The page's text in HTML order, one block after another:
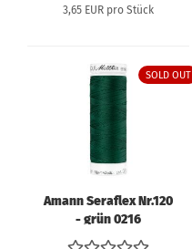
3,65 EUR pro Stück
SOLD OUT
Amann Seraflex Nr.120
- grün 0216